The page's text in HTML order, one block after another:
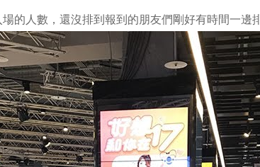
的人數，還沒排到報到的朋友們剛好有時間一邊